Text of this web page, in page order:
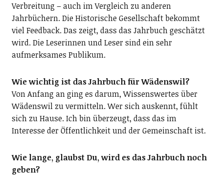
Verbreitung – auch im Vergleich zu anderen
Jahrbüchern. Die Historische Gesellschaft bekommt
viel Feedback. Das zeigt, dass das Jahrbuch geschätzt
wird. Die Leserinnen und Leser sind ein sehr
aufmerksames Publikum.
Wie wichtig ist das Jahrbuch für Wädenswil?
Von Anfang an ging es darum, Wissenswertes über
Wädenswil zu vermitteln. Wer sich auskennt, fühlt
sich zu Hause. Ich bin überzeugt, dass das im
Interesse der Öffentlichkeit und der Gemeinschaft ist.
Wie lange, glaubst Du, wird es das Jahrbuch noch
geben?